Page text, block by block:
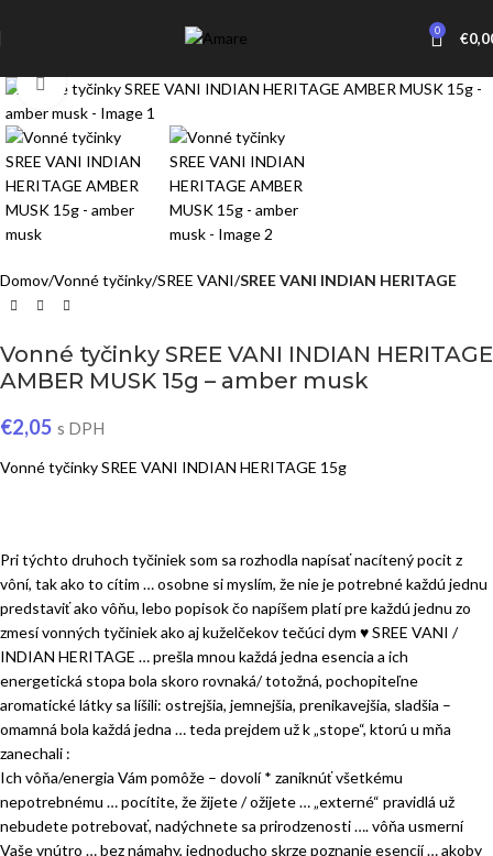
0 €
Click to enlarge
Domov Vonné tyčinky SREE VANI SREE VANI INDIAN HERITAGE
Vonné tyčinky SREE VANI INDIAN HERITAGE
AMBER MUSK 15g – amber musk
€2,05 s DPH
Vonné tyčinky SREE VANI INDIAN HERITAGE 15g
Pri týchto druhoch tyčiniek som sa rozhodla napísať nacítený pocit z
vôní, tak ako to cítim … osobne si myslím, že nie je potrebné každú jednu
predstaviť ako vôňu, lebo popisok čo napíšem platí pre každú jednu zo
zmesí vonných tyčiniek ako aj kuželčekov tečúci dym ♥ SREE VANI /
INDIAN HERITAGE … prešla mnou každá jedna esencia a ich
energetická stopa bola skoro rovnaká/ totožná, pochopiteľne
aromatické látky sa líšili: ostrejšia, jemnejšia, prenikavejšia, sladšia –
omamná bola každá jedna … teda prejdem už k „stope“, ktorú u mňa
zanechali :
Ich vôňa/energia Vám pomôže – dovolí * zaniknúť všetkému
nepotrebnému … pocítite, že žijete / ožijete … „externé“ pravidlá už
nebudete potrebovať, nadýchnete sa prirodzenosti …. vôňa usmerní
Vaše vnútro … bez námahy, jednoducho skrze poznanie esencií … akoby